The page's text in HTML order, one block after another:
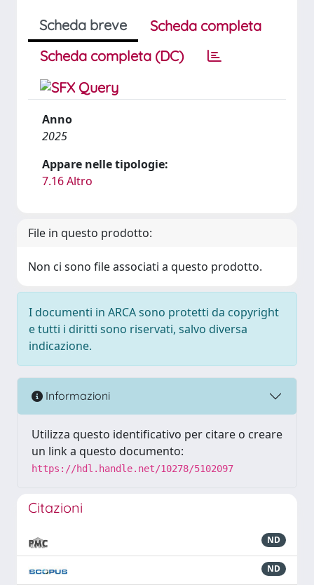
Scheda breve
Scheda completa
Scheda completa (DC)
Anno
2025
Appare nelle tipologie:
7.16 Altro
File in questo prodotto:
Non ci sono file associati a questo prodotto.
I documenti in ARCA sono protetti da copyright
e tutti i diritti sono riservati, salvo diversa
indicazione.
Informazioni
Utilizza questo identificativo per citare o creare
un link a questo documento:
https://hdl.handle.net/10278/5102097
Citazioni
ND
ND